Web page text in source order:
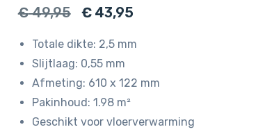
€49,95
Oorspronkelijke
was:
€ 49,95.
€43,95Huidige
€ 43,95.
Totale dikte: 2,5 mm
Slijtlaag: 0,55 mm
Afmeting: 610 x 122 mm
Pakinhoud: 1.98 m²
Geschikt voor vloerverwarming